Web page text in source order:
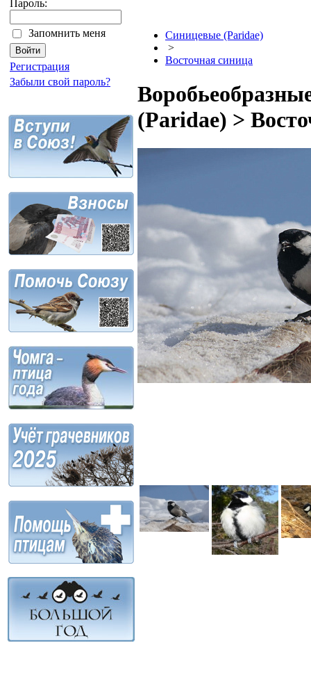
Пароль:
Запомнить меня
Регистрация
Забыли свой пароль?
Синицевые (Paridae)
>
Восточная синица
(Paridae) >